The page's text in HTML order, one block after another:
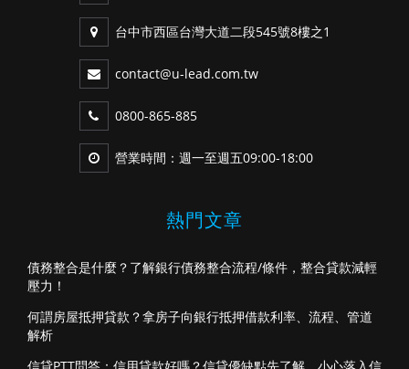
台中市西區台灣大道二段545號8樓之1
contact@u-lead.com.tw
0800-865-885
營業時間：週一至週五09:00-18:00
熱門文章
債務整合是什麼？了解銀行債務整合流程/條件，整合貸款減輕
壓力！
何謂房屋抵押貸款？拿房子向銀行抵押借款利率、流程、管道
解析